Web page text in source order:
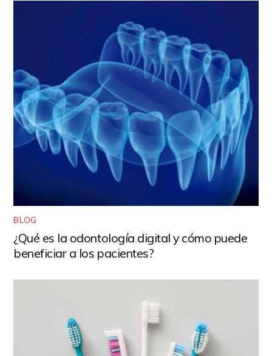
BLOG
¿Qué es la odontología digital y cómo puede
beneficiar a los pacientes?